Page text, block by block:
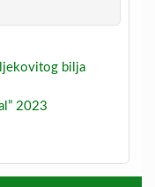
ljekovitog bilja
2023